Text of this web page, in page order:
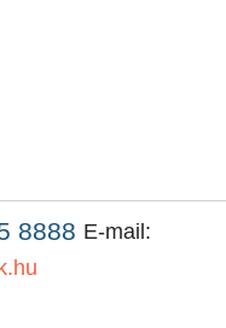
8888 E-mail: